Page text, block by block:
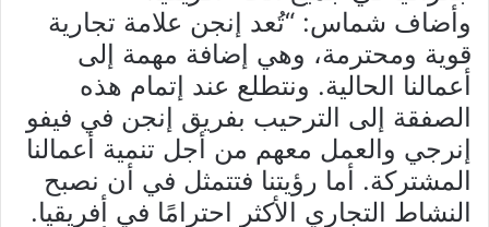
وأضاف شماس: “تُعد إنجن علامة تجارية
قوية ومحترمة، وهي إضافة مهمة إلى
أعمالنا الحالية. ونتطلع عند إتمام هذه
الصفقة إلى الترحيب بفريق إنجن في فيفو
إنرجي والعمل معهم من أجل تنمية أعمالنا
المشتركة. أما رؤيتنا فتتمثل في أن نصبح
النشاط التجاري الأكثر احترامًا في أفريقيا.